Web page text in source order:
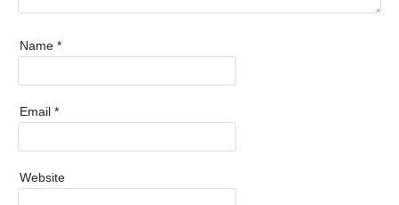
Name *
Email *
Website